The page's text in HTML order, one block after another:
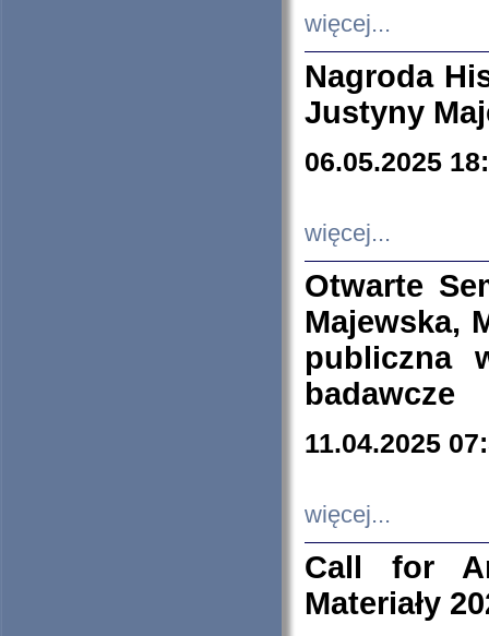
więcej...
Nagroda
Justyny
06.05.2025
więcej...
Otwarte
Majewska,
publiczna
badawcze
11.04.2025
więcej...
Call for
Materiały